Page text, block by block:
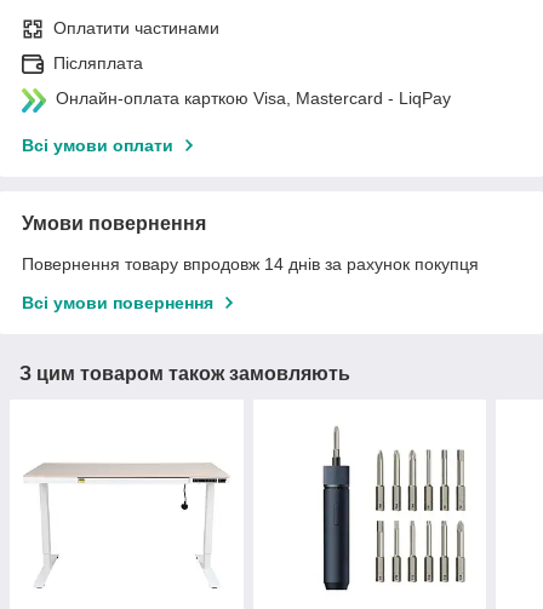
Оплатити частинами
Післяплата
Онлайн-оплата карткою Visa, Mastercard - LiqPay
Всі умови оплати
Умови повернення
Повернення товару впродовж 14 днів за рахунок покупця
Всі умови повернення
З цим товаром також замовляють